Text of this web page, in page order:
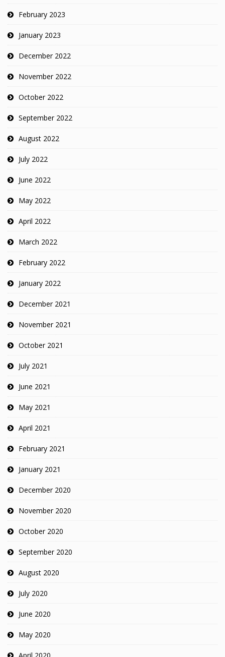
February 2023
January 2023
December 2022
November 2022
October 2022
September 2022
August 2022
July 2022
June 2022
May 2022
April 2022
March 2022
February 2022
January 2022
December 2021
November 2021
October 2021
July 2021
June 2021
May 2021
April 2021
February 2021
January 2021
December 2020
November 2020
October 2020
September 2020
August 2020
July 2020
June 2020
May 2020